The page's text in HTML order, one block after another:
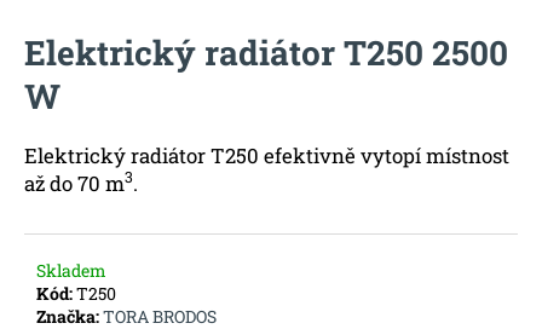
Elektrický radiátor T250 2500
W
Elektrický radiátor T250 efektivně vytopí místnost
až do 70 m3.
Skladem
Kód:T250
Značka:TORA BRODOS
A
a
j
í
?